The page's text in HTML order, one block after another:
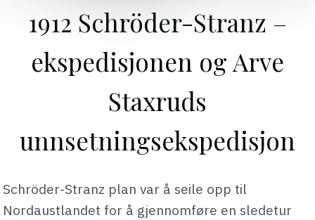
1912 Schröder-Stranz –
ekspedisjonen og Arve
Staxruds
unnsetningsekspedisjon
Schröder-Stranz plan var å seile opp til
Nordaustlandet for å gjennomføre en sledetur